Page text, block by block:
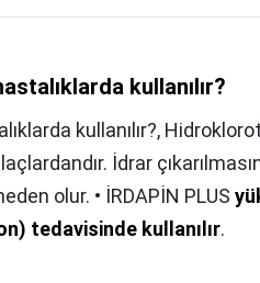
kullanılır?
kullanılır?,
İdrar
olur. • İRDAPİN PLUS
tedavisinde kullanılır.